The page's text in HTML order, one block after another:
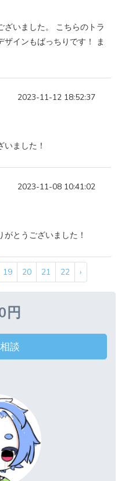
ざいました。 こちらのトラ
インもばっちりです！ ま
2023-11-12 18:52:37
ました！
2023-11-08 10:41:02
とうございました！
19 20 21 22 ›
円
談